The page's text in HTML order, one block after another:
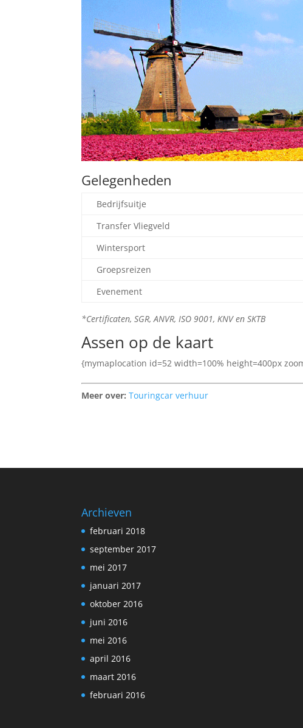
Gelegenheden
Bedrijfsuitje
Transfer Vliegveld
Wintersport
Groepsreizen
Evenement
*Certificaten, SGR, ANVR, ISO 9001, KNV en SKTB
Assen op de kaart
{mymaplocation id=52 width=100% height=400px
Meer over: Touringcar verhuur
Archieven
februari 2018
september 2017
mei 2017
januari 2017
oktober 2016
juni 2016
mei 2016
april 2016
maart 2016
februari 2016